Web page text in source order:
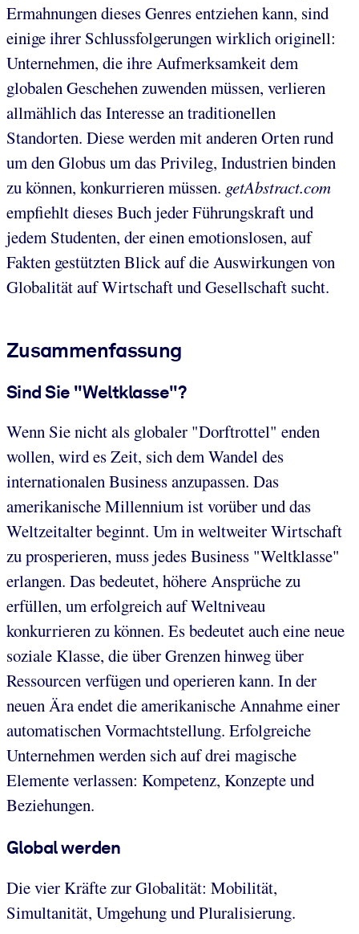
Ermahnungen dieses Genres entziehen kann, sind
einige ihrer Schlussfolgerungen wirklich originell:
Unternehmen, die ihre Aufmerksamkeit dem
globalen Geschehen zuwenden müssen, verlieren
allmählich das Interesse an traditionellen
Standorten. Diese werden mit anderen Orten rund
um den Globus um das Privileg, Industrien binden
zu können, konkurrieren müssen. getAbstract.com
empfiehlt dieses Buch jeder Führungskraft und
jedem Studenten, der einen emotionslosen, auf
Fakten gestützten Blick auf die Auswirkungen von
Globalität auf Wirtschaft und Gesellschaft sucht.
Zusammenfassung
Sind Sie "Weltklasse"?
Wenn Sie nicht als globaler "Dorftrottel" enden
wollen, wird es Zeit, sich dem Wandel des
internationalen Business anzupassen. Das
amerikanische Millennium ist vorüber und das
Weltzeitalter beginnt. Um in weltweiter Wirtschaft
zu prosperieren, muss jedes Business "Weltklasse"
erlangen. Das bedeutet, höhere Ansprüche zu
erfüllen, um erfolgreich auf Weltniveau
konkurrieren zu können. Es bedeutet auch eine neue
soziale Klasse, die über Grenzen hinweg über
Ressourcen verfügen und operieren kann. In der
neuen Ära endet die amerikanische Annahme einer
automatischen Vormachtstellung. Erfolgreiche
Unternehmen werden sich auf drei magische
Elemente verlassen: Kompetenz, Konzepte und
Beziehungen.
Global werden
Die vier Kräfte zur Globalität: Mobilität,
Simultanität, Umgehung und Pluralisierung.